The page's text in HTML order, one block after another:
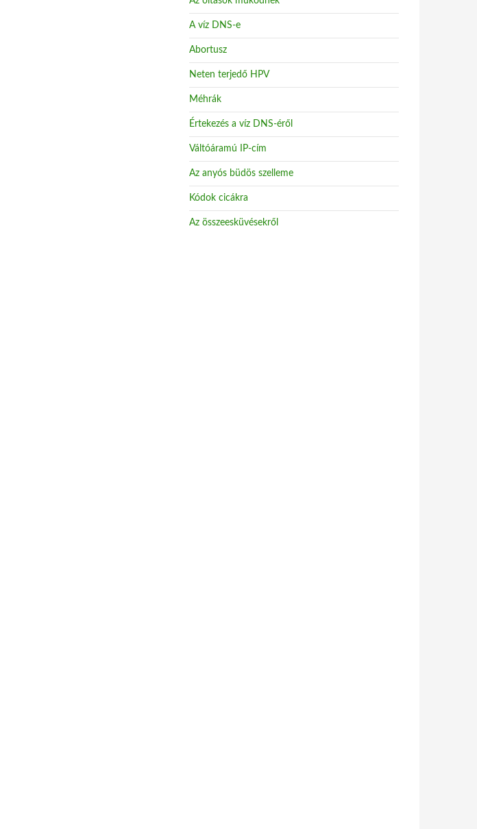
A víz DNS-e
Abortusz
Neten terjedő HPV
Méhrák
Értekezés a víz DNS-éről
Váltóáramú IP-cím
Az anyós büdös szelleme
Kódok cicákra
Az összeesküvésekről